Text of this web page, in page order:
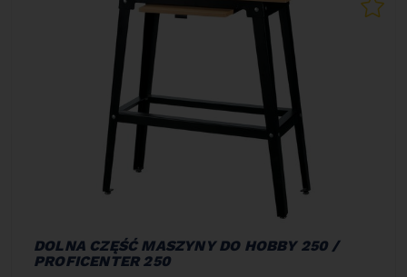
DOLNA CZĘŚĆ MASZYNY DO HOBBY 250 /
PROFICENTER 250